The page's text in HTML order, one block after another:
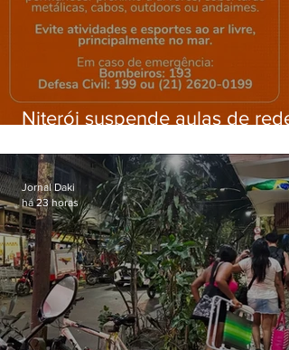
Niterói suspende aulas de rede
ventos fortes nesta sexta (7)
Jornal Daki
há 23 horas